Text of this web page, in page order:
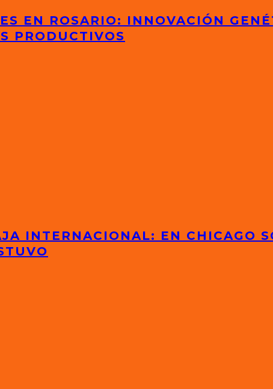
EN ROSARIO: INNOVACIÓN
PRODUCTIVOS
INTERNACIONAL: EN CHICAGO